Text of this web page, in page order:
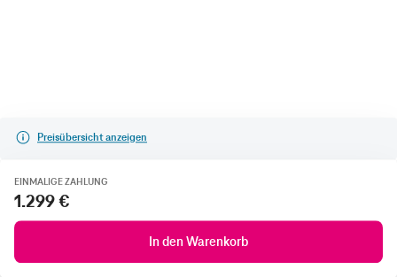
Preisübersicht anzeigen
EINMALIGE ZAHLUNG
1.299 €
In den Warenkorb